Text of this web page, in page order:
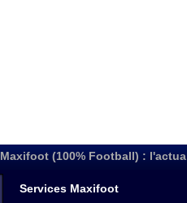
Maxifoot (100% Football) :
Services Maxifoot